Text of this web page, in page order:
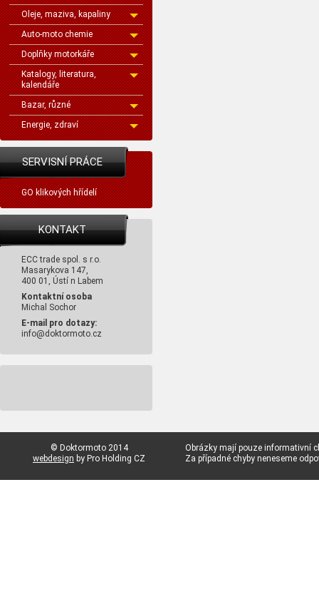
Oleje, maziva, kapaliny
Auto-moto chemie
Doplňky motorkáře
Katalogy, literatura,
kalendáře
Bazar, různé
Energie, zdraví
SERVISNÍ PRÁCE
GO klikových hřídelí
KONTAKT
ECC trade spol. s r.o.
Masarykova 147,
400 01, Ústí n Labem
Kontaktní osoba
Michal Sochor
E-mail pro dotazy:
info@doktormoto.cz
© Doktormoto 2014
webdesign by Pro Holding CZ
Obrázky mají pouze informativní
Za případné chyby neneseme